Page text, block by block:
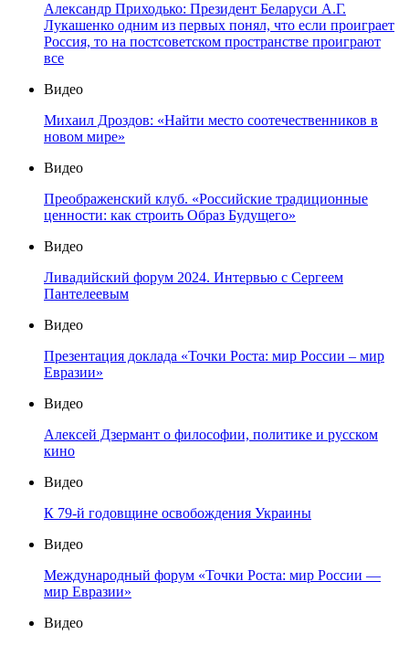
Александр Приходько: Президент Беларуси А.Г.
Лукашенко одним из первых понял, что если проиграет
Россия, то на постсоветском пространстве проиграют
все
Видео
Михаил Дроздов: «Найти место соотечественников в
новом мире»
Видео
Преображенский клуб. «Российские традиционные
ценности: как строить Образ Будущего»
Видео
Ливадийский форум 2024. Интервью с Сергеем
Пантелеевым
Видео
Презентация доклада «Точки Роста: мир России – мир
Евразии»
Видео
Алексей Дзермант о философии, политике и русском
кино
Видео
К 79-й годовщине освобождения Украины
Видео
Международный форум «Точки Роста: мир России —
мир Евразии»
Видео